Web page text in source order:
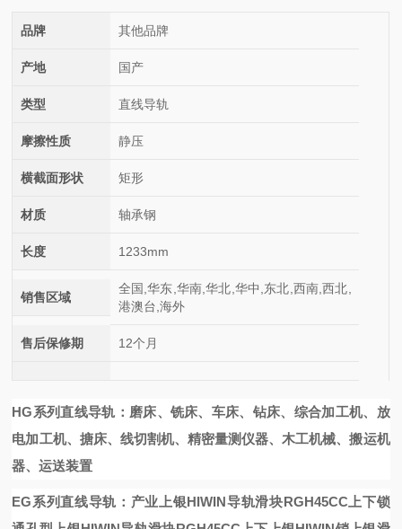
品牌 其他品牌
产地 国产
类型 直线导轨
摩擦性质 静压
横截面形状 矩形
材质 轴承钢
长度 1233mm
销售区域
全国,华东,华南,华北,华中,东北,西南,西北,
港澳台,海外
售后保修期 12个月
HG系列直线导轨：磨床、铣床、车床、钻床、综合加工机、放
电加工机、搪床、线切割机、精密量测仪器、木工机械、搬运机
器、运送装置
EG系列直线导轨：产业 上银HIWIN导轨滑块RGH45CC上下锁